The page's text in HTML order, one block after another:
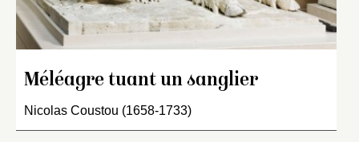
Méléagre tuant un sanglier
Nicolas Coustou (1658-1733)